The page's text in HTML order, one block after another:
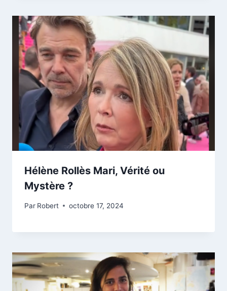
Hélène Rollès Mari, Vérité ou
Mystère ?
Par Robert octobre 17, 2024